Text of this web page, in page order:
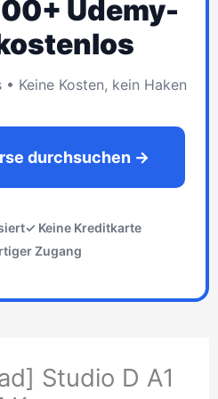
Udemy-
Keine Kosten, kein Haken
durchsuchen →
✓ Keine Kreditkarte
Zugang
Studio D A1